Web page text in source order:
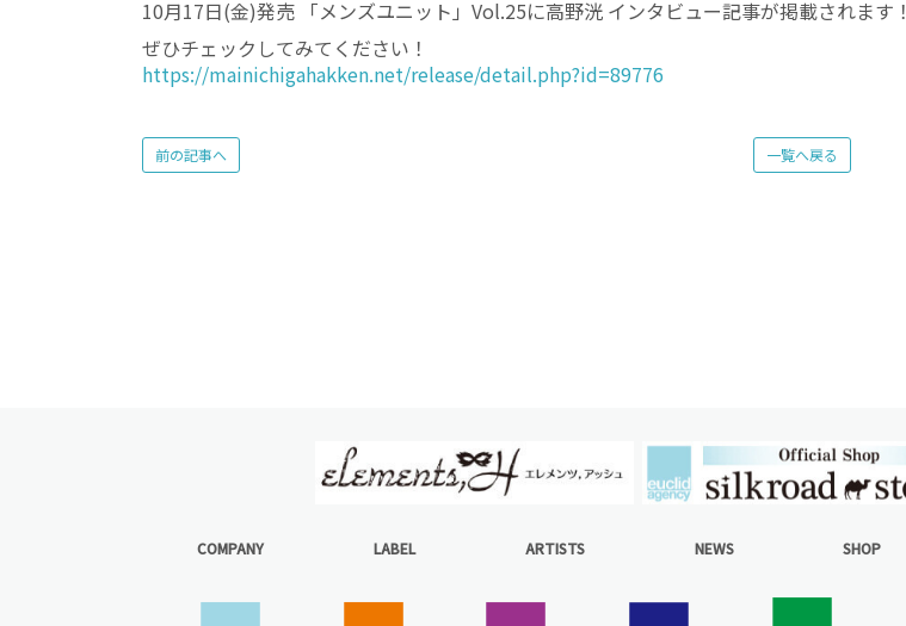
10月17日(金)発売 「メンズユニット」Vol.25に高野洸 インタビュー記事が掲載されます！
ぜひチェックしてみてください！
https://mainichigahakken.net/release/detail.php?id=89776
一覧へ戻る
前の記事へ
COMPANY LABEL ARTISTS NEWS SHOP